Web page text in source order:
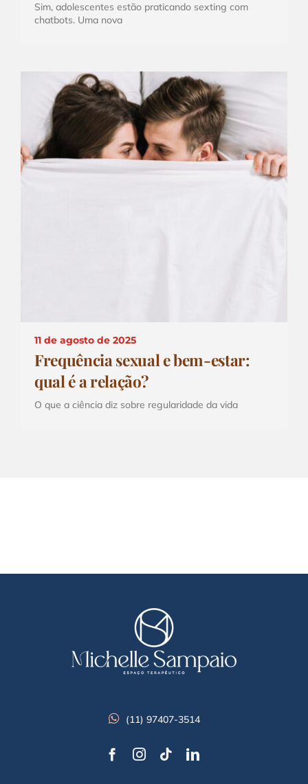
Sim, adolescentes estão praticando sexting com
chatbots. Uma nova
11 de agosto de 2025
Frequência sexual e bem-estar:
qual é a relação?
O que a ciência diz sobre regularidade da vida
(11) 97407-3514